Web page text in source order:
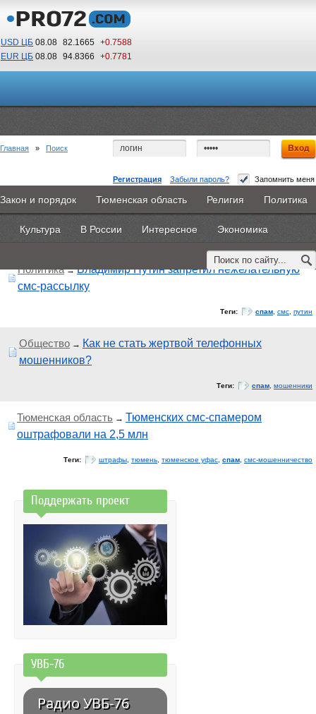
USD ЦБ 08.08 82.1665 +0.7588
EUR ЦБ 08.08 94.8366 +0.7781
18 00
По Гринвичу (GMT +5)
Регистрация Забыли пароль? Запомнить меня
Главная Новости Объявления КНИГИ ВестиNet
Каталоги 9PS Прочее
Закон и порядок Тюменская область Религия Политика
Культура В России Интересное Экономика
Главная » Поиск
Поиск по тегу: «спам», искать подругому тегу
Найдено 3 материала
Политика→Владимир Путин запретил нежелательную
смс-рассылку
Теги: спам смс путин
Общество → Как не стать жертвой телефонных
мошенников?
Теги: спам мошенники
Тюменская область → Тюменских смс-спамером
оштрафовали на 2,5 млн
Теги: штрафы тюмень тюменское уфас спам смс-мошенничество
Поддержать проект
УВБ-76
Радио УВБ-76